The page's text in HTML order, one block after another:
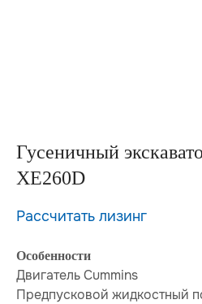
Гусеничный
XE260D
Рассчитать лизинг
Особенности
Двигатель Cummins
Предпусковой жидкостный